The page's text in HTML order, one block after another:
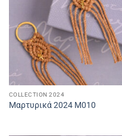
COLLECTION 2024
Μαρτυρικά 2024 M010